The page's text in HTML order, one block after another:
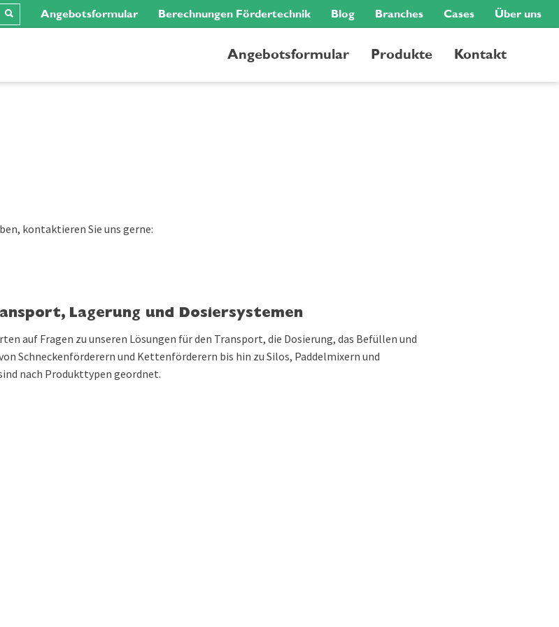
Angebotsformular Berechnungen Fördertechnik Blog Branches Cases Über uns
Angebotsformular Produkte Kontakt
kontaktieren Sie uns gerne:
Lagerung und Dosiersystemen
auf Fragen zu unseren Lösungen für den Transport, die Dosierung, das Befüllen und
Schneckenförderern und Kettenförderern bis hin zu Silos, Paddelmixern und
nach Produkttypen geordnet.